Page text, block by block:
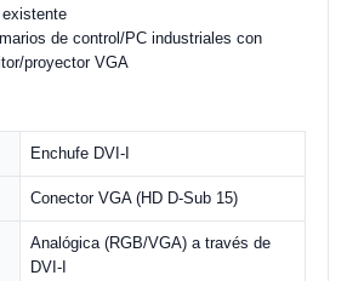
de control/PC industriales con
proyector VGA
Enchufe DVI-I
Conector VGA (HD D-Sub 15)
Analógica (RGB/VGA) a través de
DVI-I